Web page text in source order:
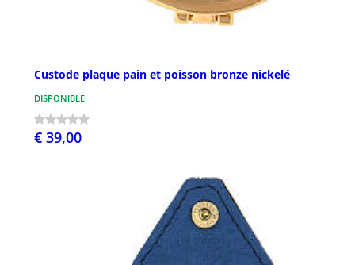
Custode plaque pain et poisson bronze nickelé
DISPONIBLE
€ 39,00